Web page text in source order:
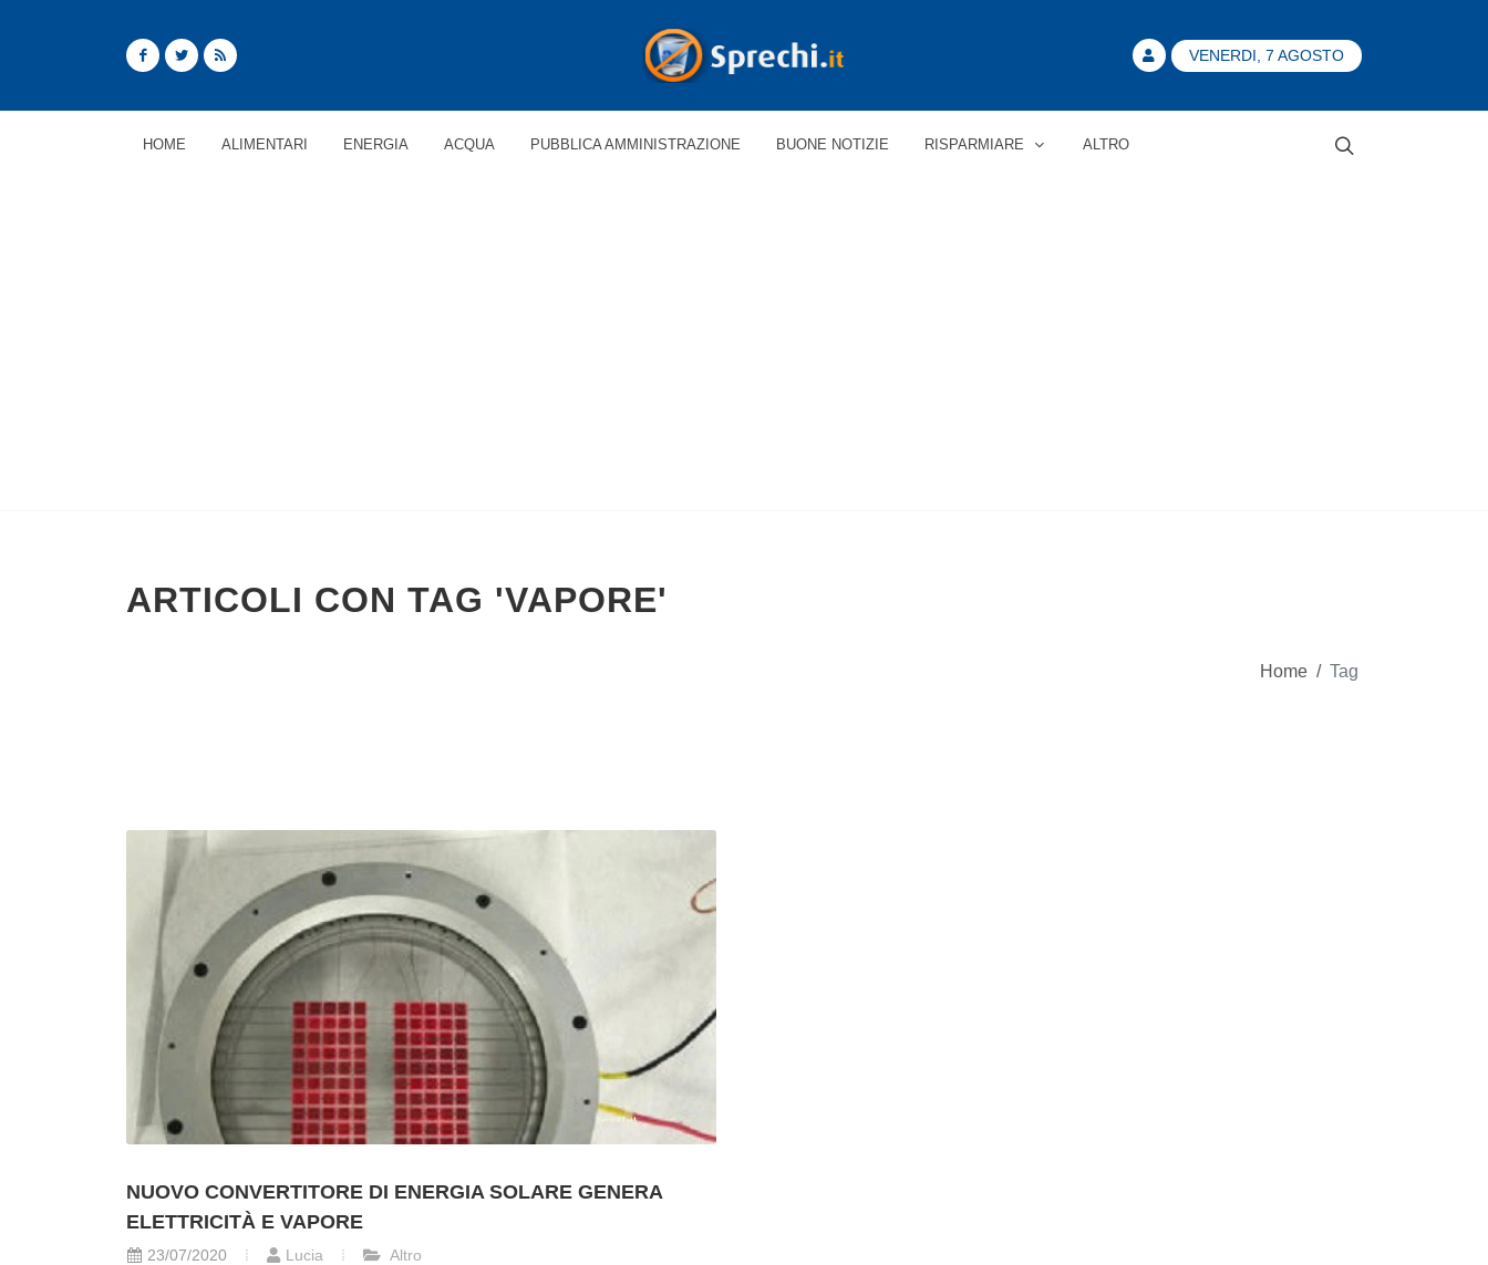
VENERDI, 7 AGOSTO
HOME ALIMENTARI ENERGIA ACQUA PUBBLICA AMMINISTRAZIONE BUONE NOTIZIE RISPARMIARE ALTRO
ARTICOLI CON TAG 'VAPORE'
Home / Tag
NUOVO CONVERTITORE DI ENERGIA SOLARE GENERA
ELETTRICITÀ E VAPORE
23/07/2020 Lucia Altro